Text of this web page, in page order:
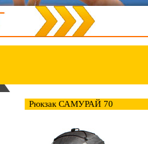
Рюкзак САМУРАЙ 70